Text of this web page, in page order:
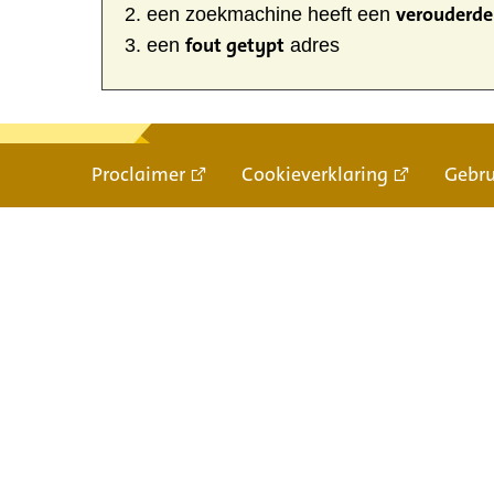
een zoekmachine heeft een
een fout getypt adres
Proclaimer Cookieverklaring